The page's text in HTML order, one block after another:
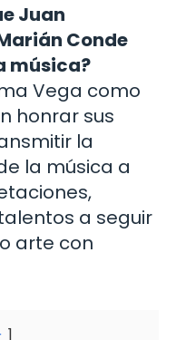
Juan
Conde
música?
Vega como
honrar sus
la
la música a
a seguir
arte con